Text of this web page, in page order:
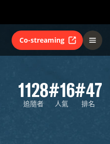
Co-streaming
1128
追隨者
#16
人氣
#47
排名